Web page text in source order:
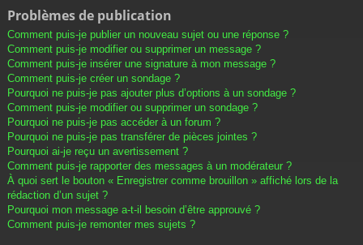
Problèmes de publication
Comment puis-je publier un nouveau sujet ou une réponse ?
Comment puis-je modifier ou supprimer un message ?
Comment puis-je insérer une signature à mon message ?
Comment puis-je créer un sondage ?
Pourquoi ne puis-je pas ajouter plus d’options à un sondage ?
Comment puis-je modifier ou supprimer un sondage ?
Pourquoi ne puis-je pas accéder à un forum ?
Pourquoi ne puis-je pas transférer de pièces jointes ?
Pourquoi ai-je reçu un avertissement ?
Comment puis-je rapporter des messages à un modérateur ?
À quoi sert le bouton « Enregistrer comme brouillon » affiché lors de la
rédaction d’un sujet ?
Pourquoi mon message a-t-il besoin d’être approuvé ?
Comment puis-je remonter mes sujets ?